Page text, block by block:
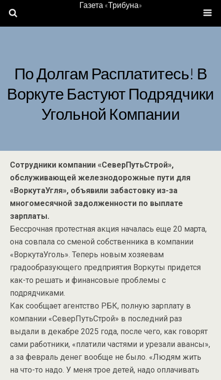
Газета «Трибуна»
По Долгам Расплатитесь! В
Воркуте Бастуют Подрядчики
Угольной Компании
Сотрудники компании «СеверПутьСтрой»,
обслуживающей железнодорожные пути для
«ВоркутаУгля», объявили забастовку из-за
многомесячной задолженности по выплате
зарплаты.
Бессрочная протестная акция началась еще 20 марта,
она совпала со сменой собственника в компании
«ВоркутаУголь». Теперь новым хозяевам
градообразующего предприятия Воркуты придется
как-то решать и финансовые проблемы с
подрядчиками.
Как сообщает агентство РБК, полную зарплату в
компании «СеверПутьСтрой» в последний раз
выдали в декабре 2025 года, после чего, как говорят
сами работники, «платили частями и урезали авансы»,
а за февраль денег вообще не было. «Людям жить
на что-то надо. У меня трое детей, надо оплачивать